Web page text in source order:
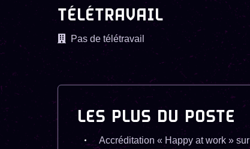
TÉLÉTRAVAIL
Pas de télétravail
LES PLUS DU POSTE
Accréditation « Happy at work » sur